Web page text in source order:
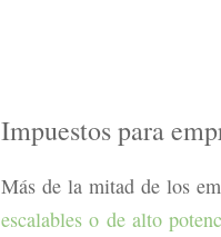
Impuestos para
Más de la mitad de los
escalables o de alto